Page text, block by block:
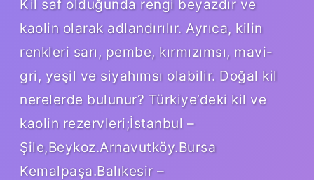
Kil saf olduğunda rengi beyazdır ve
kaolin olarak adlandırılır. Ayrıca, kilin
renkleri sarı, pembe, kırmızımsı, mavi-
gri, yeşil ve siyahımsı olabilir. Doğal kil
nerelerde bulunur? Türkiye’deki kil ve
kaolin rezervleri;İstanbul –
Şile,Beykoz.Arnavutköy.Bursa
Kemalpaşa.Balıkesir –